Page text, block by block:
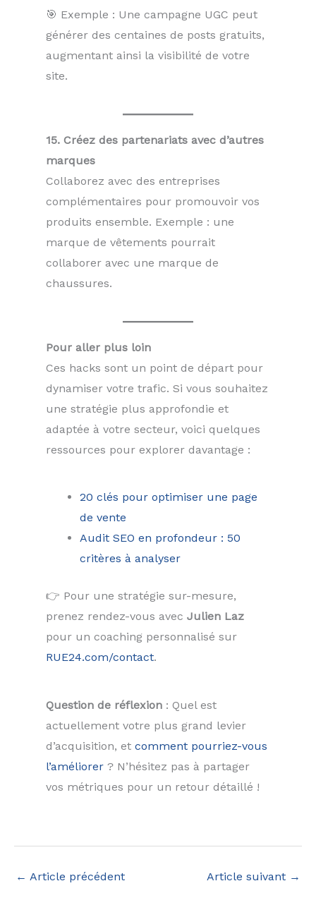
🎯 Exemple : Une campagne UGC peut
générer des centaines de posts gratuits,
augmentant ainsi la visibilité de votre
site.
15. Créez des partenariats avec d’autres
marques
Collaborez avec des entreprises
complémentaires pour promouvoir vos
produits ensemble. Exemple : une
marque de vêtements pourrait
collaborer avec une marque de
chaussures.
Pour aller plus loin
Ces hacks sont un point de départ pour
dynamiser votre trafic. Si vous souhaitez
une stratégie plus approfondie et
adaptée à votre secteur, voici quelques
ressources pour explorer davantage :
20 clés pour optimiser une page
de vente
Audit SEO en profondeur : 50
critères à analyser
👉 Pour une stratégie sur-mesure,
prenez rendez-vous avec Julien Laz
pour un coaching personnalisé sur
RUE24.com/contact.
Question de réflexion : Quel est
actuellement votre plus grand levier
d’acquisition, et comment pourriez-vous
l’améliorer ? N’hésitez pas à partager
vos métriques pour un retour détaillé !
← Article précédent Article suivant →